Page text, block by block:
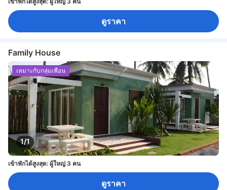
ดูราคา
Family House
1/1
เหมาะกับกลุ่มเพื่อน
เข้าพักได้สูงสุด: ผู้ใหญ่ 3 คน
ดูราคา